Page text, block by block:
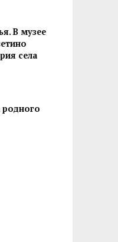
В музее
села
родного